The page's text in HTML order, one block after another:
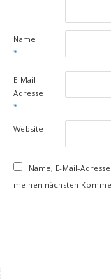
Name
*
E-Mail-
Adresse
*
Website
Name, E-Mail-
meinen nächsten